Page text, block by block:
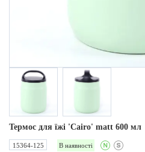
Термос для їжі 'Cairo' matt 600 мл
15364-125 В наявності